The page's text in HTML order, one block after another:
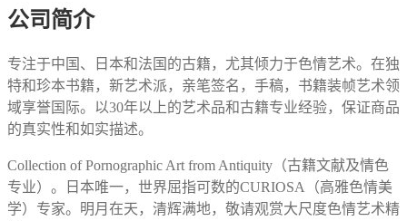
公司简介
专注于中国、日本和法国的古籍，尤其倾力于色情艺术。在独
特和珍本书籍，新艺术派，亲笔签名，手稿，书籍装帧艺术领
域享誉国际。以30年以上的艺术品和古籍专业经验，保证商品
的真实性和如实描述。
Collection of Pornographic Art from Antiquity（古籍文献及情色
专业）。日本唯一，世界屈指可数的CURIOSA（高雅色情美
学）专家。明月在天，清辉满地，敬请观赏大尺度色情艺术精